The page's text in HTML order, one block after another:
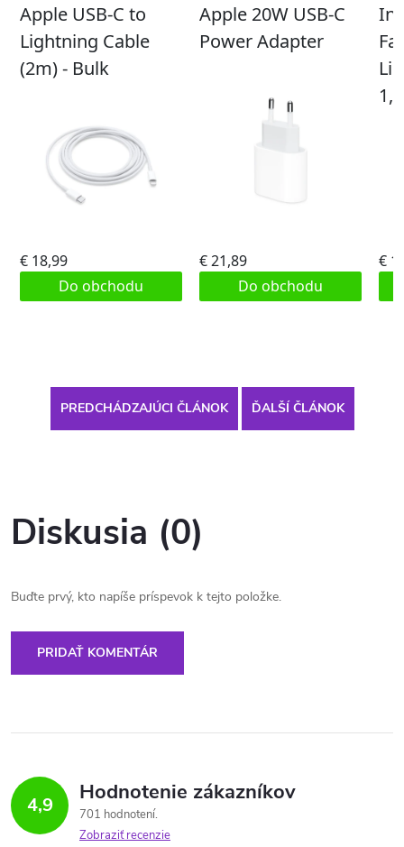
PREDCHÁDZAJÚCI ČLÁNOK ĎALŠÍ ČLÁNOK
Diskusia (0)
Buďte prvý, kto napíše príspevok k tejto položke.
PRIDAŤ KOMENTÁR
4,9 Hodnotenie zákazníkov
701 hodnotení
Zobraziť recenzie